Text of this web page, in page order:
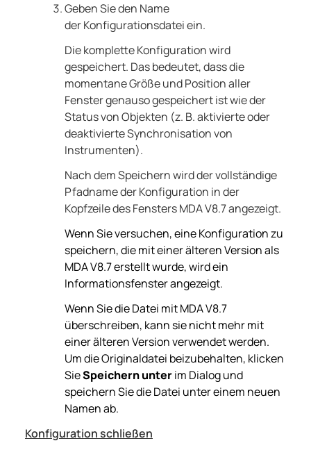
Geben Sie den Name
der Konfigurationsdatei ein.
Die komplette Konfiguration wird
gespeichert. Das bedeutet, dass die
momentane Größe und Position aller
Fenster genauso gespeichert ist wie der
Status von Objekten (z. B. aktivierte oder
deaktivierte Synchronisation von
Instrumenten).
Nach dem Speichern wird der vollständige
Pfadname der Konfiguration in der
Kopfzeile des FenstersMDAV8.7angezeigt.
Wenn Sie versuchen, eine Konfiguration zu
speichern, die mit einer älteren Version als
MDAV8.7erstellt wurde, wird ein
Informationsfenster angezeigt.
Wenn Sie die Datei mitMDAV8.7
überschreiben, kann sie nicht mehr mit
einer älteren Version verwendet werden.
Um die Originaldatei beizubehalten, klicken
SieSpeichern unterim Dialog und
speichern Sie die Datei unter einem neuen
Namen ab.
Konfiguration schließen